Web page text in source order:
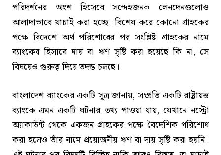
পরিদর্শনের অংশ হিসেবে সন্দেহজনক লেনদেনগুলোও
আলাদাভাবে যাচাই করা হচ্ছে। বিশেষ করে কোনো গ্রাহকের
পক্ষে বিদেশে অর্থ পরিশোধের পর সংশ্লিষ্ট গ্রাহকের নামে
ব্যাংকের হিসাবে দায় বা ঋণ সৃষ্টি করা হয়েছে কি না, সে
বিষয়েও গুরুত্ব দিয়ে তদন্ত চলছে।
বাংলাদেশ ব্যাংকের একটি সূত্র জানায়, সম্প্রতি একটি রাষ্ট্রায়ত্ত
ব্যাংকে এমন একটি ঘটনার তথ্য পাওয়া যায়, যেখানে নস্ট্রো
অ্যাকাউন্ট থেকে একজন গ্রাহকের পক্ষে বৈদেশিক পরিশোধ
করা হলেও তাঁর নামে প্রয়োজনীয় ঋণ বা দায় সৃষ্টি করা হয়নি।